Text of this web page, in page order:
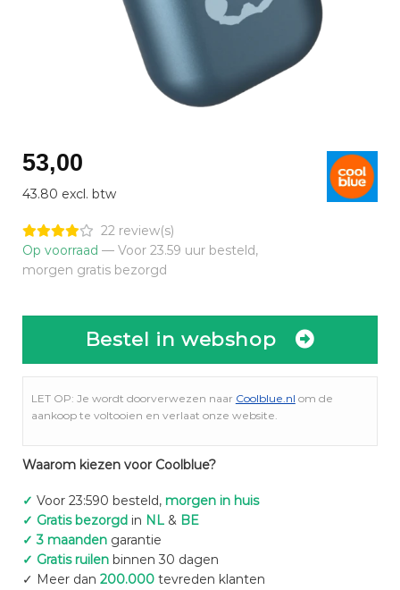
53,00
43.80 excl. btw
22 review(s)
Op voorraad — Voor 23.59 uur besteld,
morgen gratis bezorgd
Bestel in webshop
LET OP: Je wordt doorverwezen naar Coolblue.nl om de
aankoop te voltooien en verlaat onze website.
Waarom kiezen voor Coolblue?
✓ Voor 23:590 besteld, morgen in huis
✓ Gratis bezorgd in NL& BE
✓ 3 maanden garantie
✓ Gratis ruilenbinnen 30 dagen
✓ Meer dan 200.000tevreden klanten